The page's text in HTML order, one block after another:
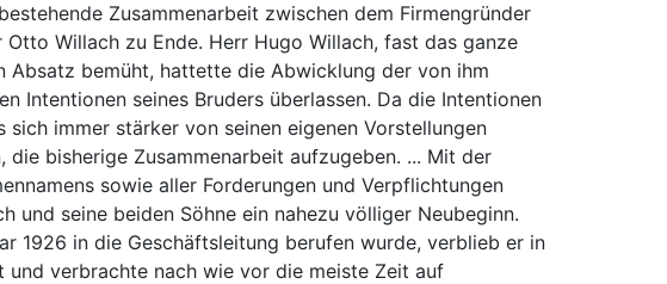
Zusammenarbeit zwischen dem Firmengründer
Otto Willach zu Ende. Herr Hugo Willach, fast das ganze
Absatz bemüht, hattette die Abwicklung der von ihm
Intentionen seines Bruders überlassen. Da die Intentionen
sich immer stärker von seinen eigenen Vorstellungen
die bisherige Zusammenarbeit aufzugeben. ... Mit der
sowie aller Forderungen und Verpflichtungen
und seine beiden Söhne ein nahezu völliger Neubeginn.
1926 in die Geschäftsleitung berufen wurde, verblieb er in
und verbrachte nach wie vor die meiste Zeit auf